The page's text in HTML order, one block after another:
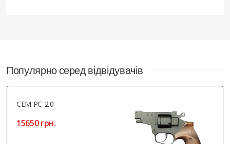
Популярно серед відвідувачів
СЕМ РС-2.0
15650 грн.